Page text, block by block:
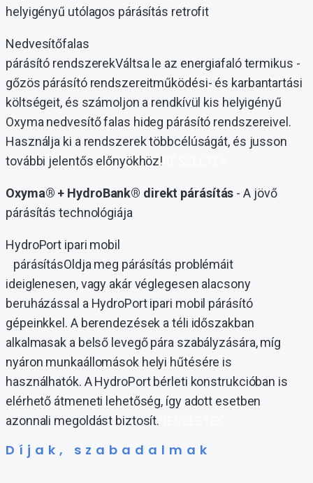
helyigényű utólagos párásítás retrofit
Nedvesítőfalas
párásító rendszerekVáltsa le az energiafaló termikus -
gőzös párásító rendszereitműködési- és karbantartási
költségeit, és számoljon a rendkívül kis helyigényű
Oxyma nedvesítő falas hideg párásító rendszereivel.
Használja ki a rendszerek többcélúságát, és jusson
további jelentős előnyökhöz!
Oxyma® + HydroBank® direkt párásítás - A jövő
párásítás technológiája
HydroPort ipari mobil
párásításOldja meg párásítás problémáit
ideiglenesen, vagy akár véglegesen alacsony
beruházással a HydroPort ipari mobil párásító
gépeinkkel. A berendezések a téli időszakban
alkalmasak a belső levegő pára szabályzására, míg
nyáron munkaállomások helyi hűtésére is
használhatók. A HydroPort bérleti konstrukcióban is
elérhető átmeneti lehetőség, így adott esetben
azonnali megoldást biztosít.
Díjak, szabadalmak